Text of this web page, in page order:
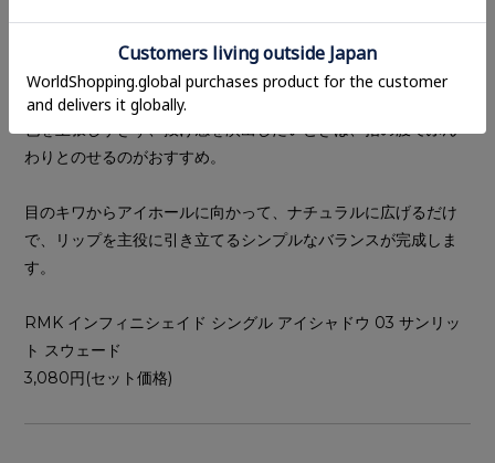
パウダーなのに粉っぽさを感じさせない、うっすらと透けるよ
うな発色で、まぶたにさりげない陰影とニュアンスをプラスし
てくれます。
色を主張しすぎず、抜け感を演出したいときは、指の腹でふん
わりとのせるのがおすすめ。
目のキワからアイホールに向かって、ナチュラルに広げるだけ
で、リップを主役に引き立てるシンプルなバランスが完成しま
す。
RMK インフィニシェイド シングル アイシャドウ 03 サンリッ
ト スウェード
3,080円(セット価格)